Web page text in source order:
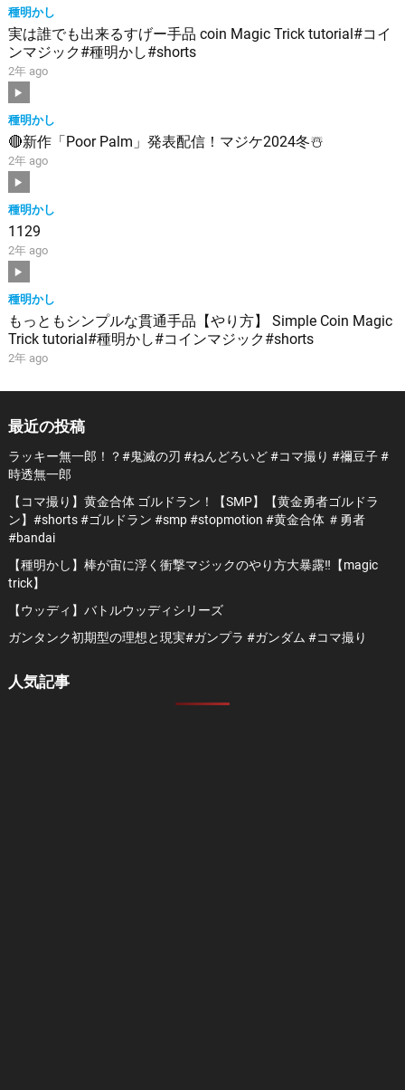
種明かし
実は誰でも出来るすげー手品 coin Magic Trick tutorial#コイ
ンマジック#種明かし#shorts
2年 ago
種明かし
🔴新作「Poor Palm」発表配信！マジケ2024冬☃️
2年 ago
種明かし
1129
2年 ago
種明かし
もっともシンプルな貫通手品【やり方】 Simple Coin Magic
Trick tutorial#種明かし#コインマジック#shorts
2年 ago
最近の投稿
ラッキー無一郎！？#鬼滅の刃 #ねんどろいど #コマ撮り #禰豆子 #
時透無一郎
【コマ撮り】黄金合体 ゴルドラン！【SMP】【黄金勇者ゴルドラ
ン】#shorts #ゴルドラン #smp #stopmotion #黄金合体 ＃勇者
#bandai
【種明かし】棒が宙に浮く衝撃マジックのやり方大暴露‼️【magic
trick】
【ウッディ】バトルウッディシリーズ
ガンタンク初期型の理想と現実#ガンプラ #ガンダム #コマ撮り
人気記事